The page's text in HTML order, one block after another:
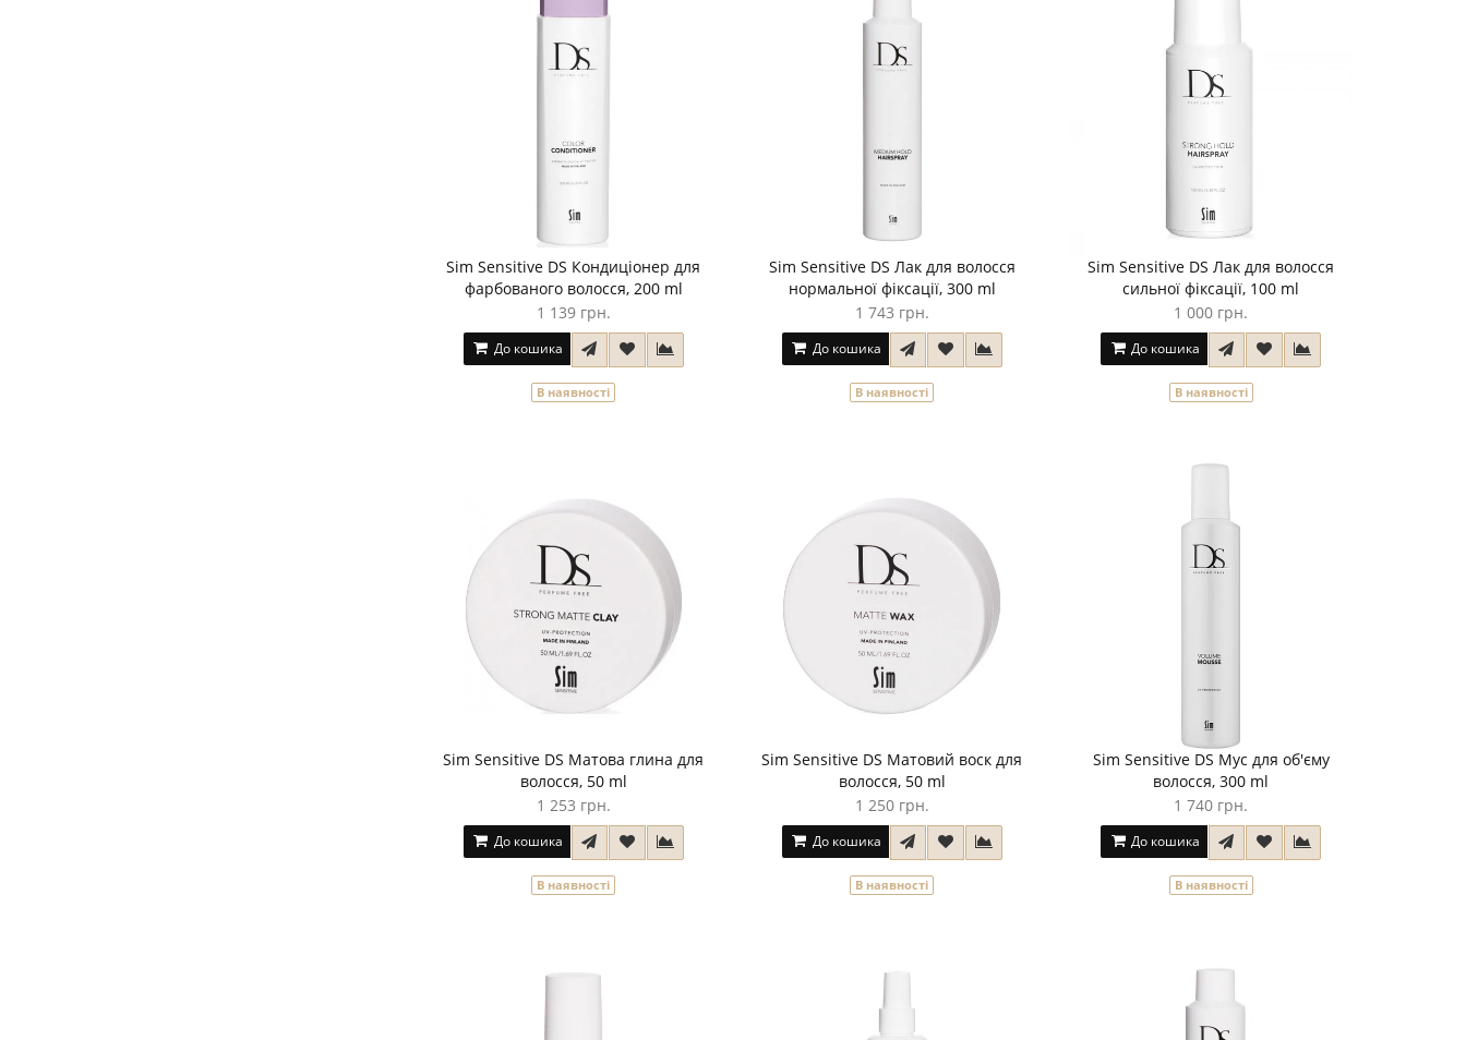
Sim Sensitive DS Кондиціонер для
фарбованого волосся, 200 ml
1 139 грн.
До кошика
В наявності
Sim Sensitive DS Лак для волосся
нормальної фіксації, 300 ml
1 743 грн.
До кошика
В наявності
Sim Sensitive DS Лак для волосся
сильної фіксації, 100 ml
1 000 грн.
До кошика
В наявності
Sim Sensitive DS Матова глина для
волосся, 50 ml
1 253 грн.
До кошика
В наявності
Sim Sensitive DS Матовий воск для
волосся, 50 ml
1 250 грн.
До кошика
В наявності
Sim Sensitive DS Мус для об'єму
волосся, 300 ml
1 740 грн.
До кошика
В наявності